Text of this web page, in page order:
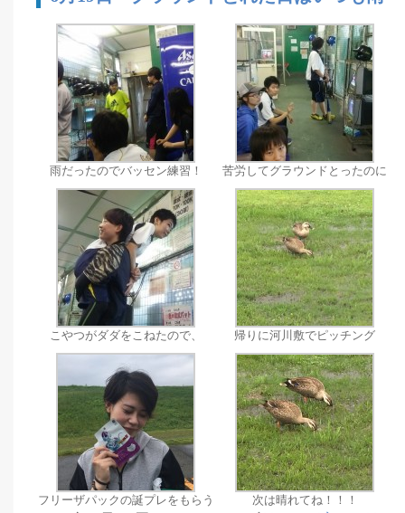
雨だったのでバッセン練習！ 苦労してグラウンドとったのに
こやつがダダをこねたので、 帰りに河川敷でピッチング
フリーザパックの誕プレをもらう 次は晴れてね！！！